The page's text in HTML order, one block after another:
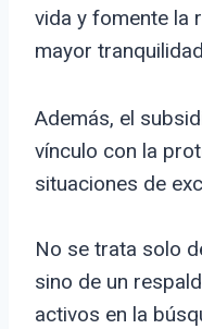
vida y fomente la
mayor
Además, el
vínculo con la
situaciones de
No se trata solo
sino de un
activos en la